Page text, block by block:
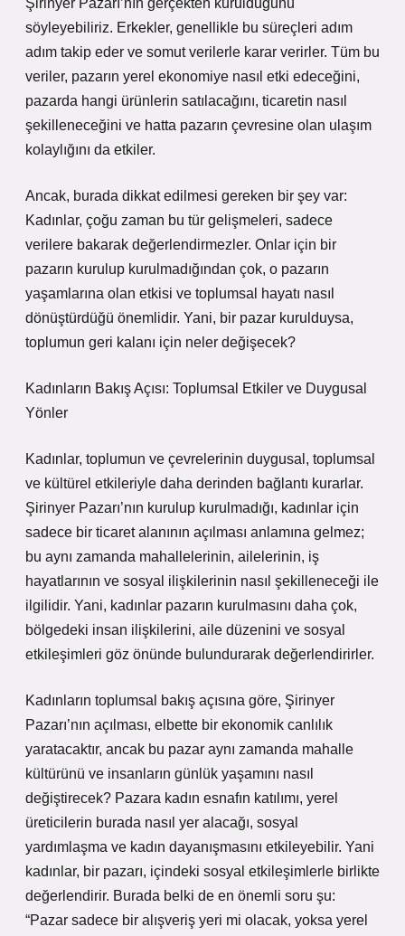
Şirinyer Pazarı’nın gerçekten kurulduğunu
söyleyebiliriz. Erkekler, genellikle bu süreçleri adım
adım takip eder ve somut verilerle karar verirler. Tüm bu
veriler, pazarın yerel ekonomiye nasıl etki edeceğini,
pazarda hangi ürünlerin satılacağını, ticaretin nasıl
şekilleneceğini ve hatta pazarın çevresine olan ulaşım
kolaylığını da etkiler.
Ancak, burada dikkat edilmesi gereken bir şey var:
Kadınlar, çoğu zaman bu tür gelişmeleri, sadece
verilere bakarak değerlendirmezler. Onlar için bir
pazarın kurulup kurulmadığından çok, o pazarın
yaşamlarına olan etkisi ve toplumsal hayatı nasıl
dönüştürdüğü önemlidir. Yani, bir pazar kurulduysa,
toplumun geri kalanı için neler değişecek?
Kadınların Bakış Açısı: Toplumsal Etkiler ve Duygusal
Yönler
Kadınlar, toplumun ve çevrelerinin duygusal, toplumsal
ve kültürel etkileriyle daha derinden bağlantı kurarlar.
Şirinyer Pazarı’nın kurulup kurulmadığı, kadınlar için
sadece bir ticaret alanının açılması anlamına gelmez;
bu aynı zamanda mahallelerinin, ailelerinin, iş
hayatlarının ve sosyal ilişkilerinin nasıl şekilleneceği ile
ilgilidir. Yani, kadınlar pazarın kurulmasını daha çok,
bölgedeki insan ilişkilerini, aile düzenini ve sosyal
etkileşimleri göz önünde bulundurarak değerlendirirler.
Kadınların toplumsal bakış açısına göre, Şirinyer
Pazarı’nın açılması, elbette bir ekonomik canlılık
yaratacaktır, ancak bu pazar aynı zamanda mahalle
kültürünü ve insanların günlük yaşamını nasıl
değiştirecek? Pazara kadın esnafın katılımı, yerel
üreticilerin burada nasıl yer alacağı, sosyal
yardımlaşma ve kadın dayanışmasını etkileyebilir. Yani
kadınlar, bir pazarı, içindeki sosyal etkileşimlerle birlikte
değerlendirir. Burada belki de en önemli soru şu:
“Pazar sadece bir alışveriş yeri mi olacak, yoksa yerel